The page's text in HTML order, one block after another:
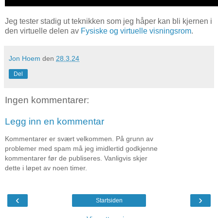
Jeg tester stadig ut teknikken som jeg håper kan bli kjernen i
den virtuelle delen av Fysiske og virtuelle visningsrom.
Jon Hoem den 28.3.24
Del
Ingen kommentarer:
Legg inn en kommentar
Kommentarer er svært velkommen. På grunn av
problemer med spam må jeg imidlertid godkjenne
kommentarer før de publiseres. Vanligvis skjer
dette i løpet av noen timer.
‹ ›
Startsiden